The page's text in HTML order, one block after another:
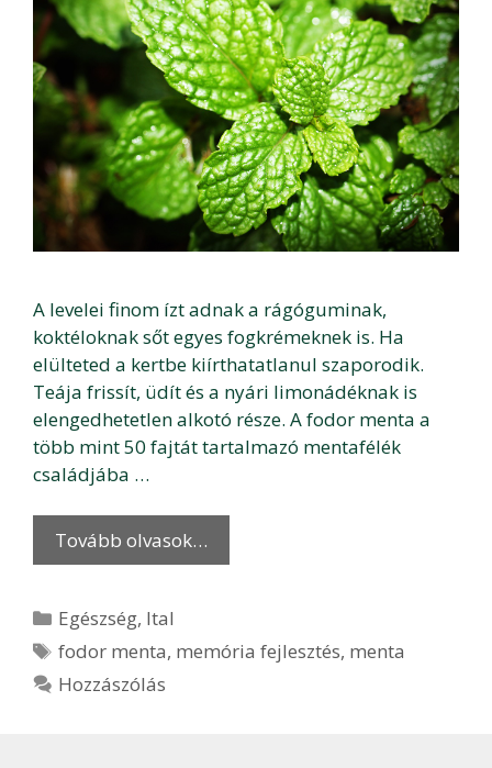
A levelei finom ízt adnak a rágóguminak,
koktéloknak sőt egyes fogkrémeknek is. Ha
elülteted a kertbe kiírthatatlanul szaporodik.
Teája frissít, üdít és a nyári limonádéknak is
elengedhetetlen alkotó része. A fodor menta a
több mint 50 fajtát tartalmazó mentafélék
családjába …
Tovább olvasok…
Kategória
Egészség, Ital
Címkék
fodor menta, memória fejlesztés, menta
Hozzászólás